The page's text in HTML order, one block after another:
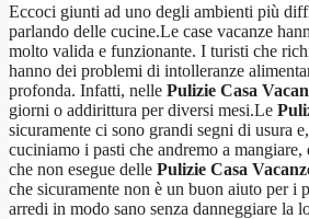
Eccoci giunti ad uno degli ambienti più
parlando delle cucine.Le case vacanze
molto valida e funzionante. I turisti che
hanno dei problemi di intolleranze
profonda. Infatti, nelle Pulizie Casa
giorni o addirittura per diversi mesi.Le
sicuramente ci sono grandi segni di usura
cuciniamo i pasti che andremo a
che non esegue delle Pulizie Casa
che sicuramente non è un buon aiuto per i
arredi in modo sano senza danneggiare la